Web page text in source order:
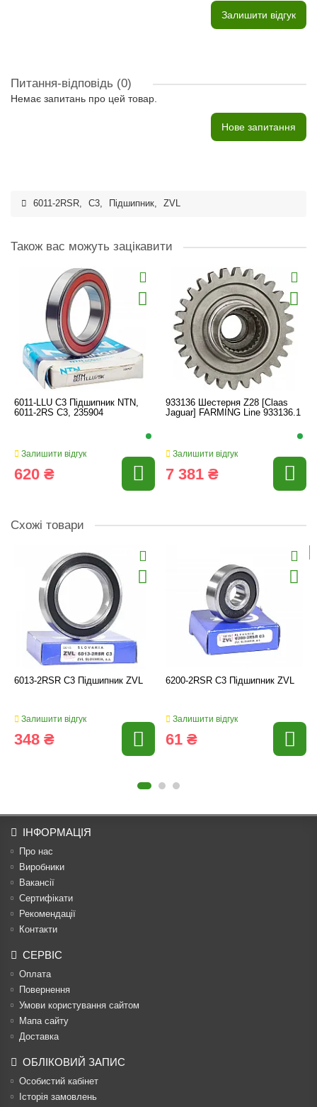
Залишити відгук
Питання-відповідь (0)
Немає запитань про цей товар.
Нове запитання
6011-2RSR, C3, Підшипник, ZVL
Також вас можуть зацікавити
6011-LLU C3 Підшипник NTN,
6011-2RS C3, 235904
Залишити відгук
620 ₴
933136 Шестерня Z28 [Claas
Jaguar] FARMING Line 933136.1
Залишити відгук
7 381 ₴
Схожі товари
6013-2RSR C3 Підшипник ZVL
Залишити відгук
348 ₴
6200-2RSR C3 Підшипник ZVL
Залишити відгук
61 ₴
ІНФОРМАЦІЯ
Про нас
Виробники
Вакансії
Сертифікати
Рекомендації
Контакти
СЕРВІС
Оплата
Повернення
Умови користування сайтом
Мапа сайту
Доставка
ОБЛІКОВИЙ ЗАПИС
Особистий кабінет
Історія замовлень